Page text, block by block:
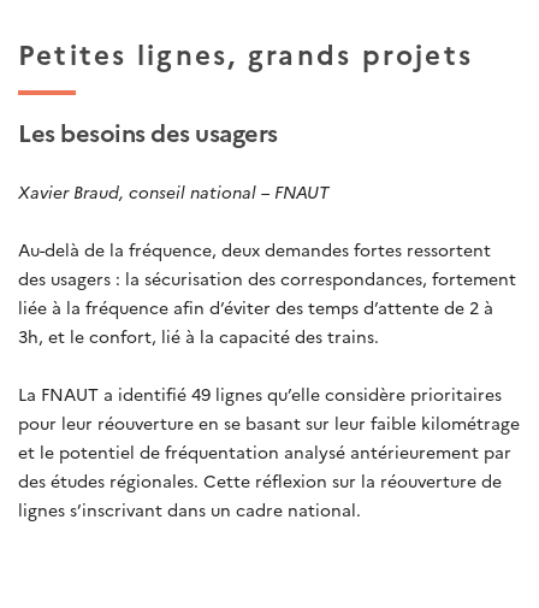
Petites lignes, grands projets
Les besoins des usagers
Xavier Braud, conseil national – FNAUT
Au-delà de la fréquence, deux demandes fortes ressortent
des usagers : la sécurisation des correspondances, fortement
liée à la fréquence afin d’éviter des temps d’attente de 2 à
3h, et le confort, lié à la capacité des trains.
La FNAUT a identifié 49 lignes qu’elle considère prioritaires
pour leur réouverture en se basant sur leur faible kilométrage
et le potentiel de fréquentation analysé antérieurement par
des études régionales. Cette réflexion sur la réouverture de
lignes s’inscrivant dans un cadre national.